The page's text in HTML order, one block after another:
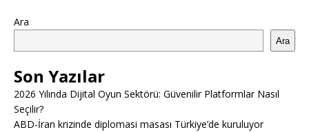
Ara
Ara
Son Yazılar
2026 Yılında Dijital Oyun Sektörü: Güvenilir Platformlar Nasıl
Seçilir?
ABD-İran krizinde diplomasi masası Türkiye’de kuruluyor